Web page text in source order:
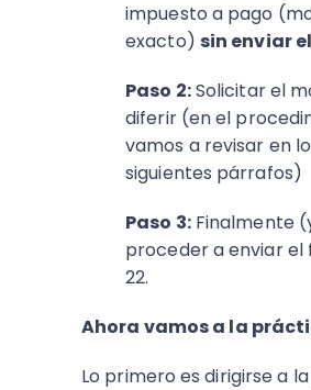
impuesto a pago
exacto) sin enviar
Paso 2:Solicitar el
diferir (en el
vamos a revisar en
siguientes párrafos)
Paso 3:Finalmente
proceder a enviar el
22.
Ahora vamos a la
Lo primero es dirigirse a